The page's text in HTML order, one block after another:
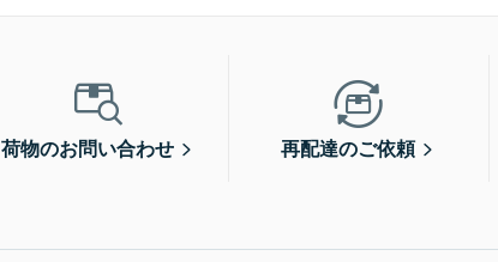
荷物のお問い合わせ 再配達のご依頼